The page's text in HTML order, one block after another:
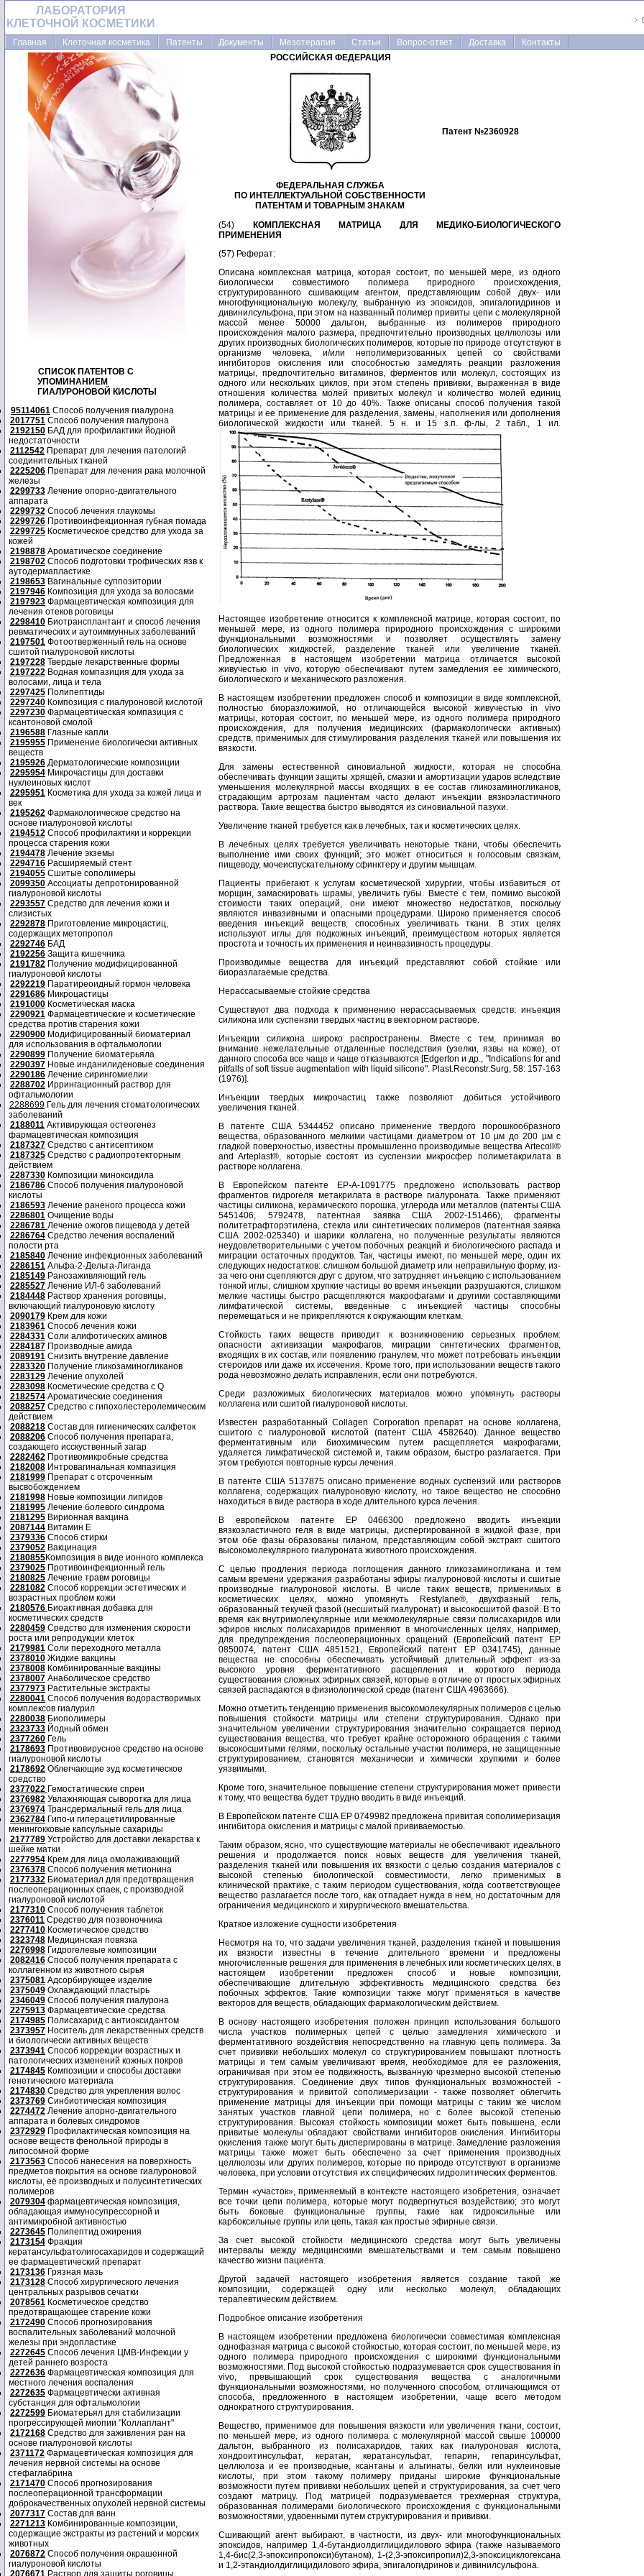
ЛАБОРАТОРИЯ
КЛЕТОЧНОЙ КОСМЕТИКИ
Главная Клеточная косметика Патенты Документы Мезотерапия Статьи Вопрос-ответ Доставка Контакты
СПИСОК ПАТЕНТОВ С
УПОМИНАНИЕМ
ГИАЛУРОНОВОЙ КИСЛОТЫ
95114061 Способ получения гиалурона
2017751 Способ получения гиалурона
2192150 БАД для профилактики йодной
недостаточности
2112542 Препарат для лечения патологий
соединительных тканей
2225206 Препарат для лечения рака молочной
железы
2299733 Лечение опорно-двигательного
аппарата
2299732 Способ лечения глаукомы
2299726 Противоинфекционная губная помада
2299725 Косметическое средство для ухода за
кожей
2198878 Ароматическое соединение
2198702 Способ подготовки трофических язв к
аутодермапластике
2198653 Вагинальные суппозитории
2197946 Композиция для ухода за волосами
2197923 Фармацевтическая композиция для
лечения отеков роговицы
2298410 Биотрансплантант и способ лечения
ревматических и аутоиммунных заболеваний
2197501 Фотоотверженный гель на основе
сшитой гиалуроновой кислоты
2197228 Твердые лекарственные формы
2197222 Водная компазиция для ухода за
волосами, лица и тела
2297425 Полипептиды
2297240 Композиция с гиалуроновой кислотой
2297230 Фармацевтическая компазиция с
ксантоновой смолой
2196588 Глазные капли
2195955 Применение биологически активных
веществ
2195926 Дерматологические композиции
2295954 Микрочастицы для доставки
нуклеиновых кислот
2295951 Косметика для ухода за кожей лица и
век
2195262 Фармакологическое средство на
основе гиалуроновой кислоты
2194512 Способ профилактики и коррекции
процесса старения кожи
2194478 Лечение экземы
2294716 Расширяемый стент
2194055 Сшитые сополимеры
2099350 Ассоциаты депротонированной
гиалуроновой кислоты
2293557 Средство для лечения кожи и
слизистых
2292878 Приготовление микроцастиц,
содержащих метопропол
2292746 БАД
2192256 Защита кишечника
2191782 Получение модифицированной
гиалуроновой кислоты
2292219 Паратиреоидный гормон человека
2291686 Микроцастицы
2191000 Косметическая маска
2290921 Фармацевтические и косметические
средства против старения кожи
2290900 Модифицированный биоматериал
для использования в офтальмологии
2290899 Получение биоматерьяла
2290397 Новые инданилиденовые соединения
2290186 Лечение сирингомиелии
2288702 Иррингационный раствор для
офтальмологии
2288699 Гель для лечения стоматологических
заболеваний
2188011 Активирующая остеогенез
фармацевтическая композиция
2187327 Средство с антисептиком
2187325 Средство с радиопротекторным
действием
2287330 Композиции миноксидила
2186786 Способ получения гиалуроновой
кислоты
2186593 Лечение раненого процесса кожи
2286801 Очищение воды
2286781 Лечение ожогов пищевода у детей
2286764 Средство лечения воспалений
полости рта
2185840 Лечение инфекционных заболеваний
2286151 Альфа-2-Дельта-Лиганда
2185149 Ранозаживляющий гель
2285527 Лечение ИЛ-6 заболеваний
2184448 Раствор хранения роговицы,
включающий гиалуроновую кислоту
2090179 Крем для кожи
2183961 Способ лечения кожи
2284331 Соли алифотических аминов
2284187 Производные амида
2089191 Снизить внутрение давление
2283320 Получение гликозаминогликанов
2283129 Лечение опухолей
2283098 Косметические средства с Q
2182574 Ароматические соединения
2088257 Средство с гипохолестеролемическим
действием
2088218 Состав для гигиенических салфеток
2088206 Способ получения препарата,
создающего исскуственный загар
2282462 Противомикробные средства
2182008 Интровагинальная компазиция
2181999 Препарат с отсроченным
высвобождением
2181998 Новые композиции липидов
2181995 Лечение болевого синдрома
2181295 Вирионная вакцина
2087144 Витамин Е
2379336 Способ стирки
2379052 Вакцинация
2180855Композиция в виде ионного комплекса
2379025 Противоинфекционный гель
2180825 Лечение травм роговицы
2281082 Способ коррекции эстетических и
возрастных проблем кожи
2180576 Биоактивная добавка для
косметических средств
2280459 Средство для изменения скорости
роста или репродукции клеток
2179981 Соли переходного металла
2378010 Жидкие вакцины
2378008 Комбинированные вакцины
2378007 Анаболическое средство
2377973 Растительные экстракты
2280041 Способ получения водорастворимых
комплексов гиалурил
2280038 Биополимеры
2323733 Йодный обмен
2377260 Гель
2178693 Противовирусное средство на основе
гиалуроновой кислоты
2178692 Облегчающие зуд косметическое
средство
2377022 Гемостатические спреи
2376982 Увлажняющая сыворотка для лица
2376974 Трансдермальный гель для лица
2362784 Гипо-и гиперацетилированные
менингокковые капсульные сахариды
2177789 Устройство для доставки лекарства к
шейке матки
2277954 Крем для лица омолаживающий
2376378 Способ получения метионина
2177332 Биоматериал для предотвращения
послеоперационных спаек, с производной
гиалуроновой кислотой
2177310 Способ получения таблеток
2376011 Средство для позвоночника
2277410 Косметическое средство
2323748 Медицинская повязка
2276998 Гидрогелевые композиции
2082416 Способ получения препарата с
коллагенном из животного сырья
2375081 Адсорбирующее изделие
2375049 Охлаждающий пластырь
2346049 Способ получения гиалурона
2275913 Фармацевтические средства
2174985 Полисахарид с антиоксидантом
2373957 Носитель для лекарственных средств
и биологически активных веществ
2373941 Способ коррекции возрастных и
патологических изменений кожных покров
2174845 Композиции и способы доставки
генетического материала
2174830 Средство для укрепления волос
2373769 Синбиотическая композиция
2274472 Лечение апорно-двигательного
аппарата и болевых синдромов
2372929 Профилактическая композиция на
основе веществ фенольной природы в
липосомной форме
2173563 Способ нанесения на поверхность
предметов покрытия на основе гиалуроновой
кислоты, её производных и полусинтетических
полимеров
2079304 фармацевтическая композиция,
обладающая иммуносупрессорной и
антимикробной активностью
2273645 Полипептид ожирения
2173154 Фракция
кератансульфатолигосахаридов и содержащий
ее фармацевтический препарат
2173136 Грязная мазь
2173128 Способ хирургического лечения
центральных разрывов сечатки
2078561 Косметическое средство
предотвращающее старение кожи
2172490 Способ прогнозирования
воспалительных заболеваний молочной
железы при эндопластике
2272645 Способ лечения ЦМВ-Инфекции у
детей раннего возроста
2272636 Фармацевтическая композиция для
местного лечения воспаления
2272635 Фармацевтически активная
субстанция для офтальмологии
2272599 Биоматерьял для стабилизации
прогрессирующей миопии "Коллаплант"
2172168 Средство для заживления ран на
основе гиалуроновой кислоты
2371172 Фармацевтическая композиция для
лечения нервной системы на основе
стефаглабрина
2171470 Способ прогнозирования
послеоперационной трансформации
доброкачественных опухолей нервной системы
2077317 Состав для ванн
2271213 Комбинированные композиции,
содержащие экстракты из растений и морских
животных
2076872 Способ получения окрашенной
гиалуроновой кислоты
2076671 Раствор для защиты роговицы
РОССИЙСКАЯ ФЕДЕРАЦИЯ
ФЕДЕРАЛЬНАЯ СЛУЖБА
ПО ИНТЕЛЛЕКТУАЛЬНОЙ СОБСТВЕННОСТИ
ПАТЕНТАМ И ТОВАРНЫМ ЗНАКАМ
Патент №2360928
(54)
КОМПЛЕКСНАЯ МАТРИЦА ДЛЯ МЕДИКО-БИОЛОГИЧЕСКОГО
ПРИМЕНЕНИЯ
(57) Реферат:
Описана комплексная матрица, которая состоит, по меньшей мере, из одного
биологически совместимого полимера природного происхождения,
структурированного сшивающим агентом, представляющим собой двух- или
многофункциональную молекулу, выбранную из эпоксидов, эпигалогидринов и
дивинилсульфона, при этом на названный полимер привиты цепи с молекулярной
массой менее 50000 дальтон, выбранные из полимеров природного
происхождения малого размера, предпочтительно производных целлюлозы или
других производных биологических полимеров, которые по природе отсутствуют в
организме человека, и/или неполимеризованных цепей со свойствами
ингибиторов окисления или способностью замедлять реакции разложения
матрицы, предпочтительно витаминов, ферментов или молекул, состоящих из
одного или нескольких циклов, при этом степень прививки, выраженная в виде
отношения количества молей привитых молекул и количество молей единиц
полимера, составляет от 10 до 40%. Также описаны способ получения такой
матрицы и ее применение для разделения, замены, наполнения или дополнения
биологической жидкости или тканей. 5 н. и 15 з.п. ф-лы, 2 табл., 1 ил.
Настоящее изобретение относится к комплексной матрице, которая состоит, по
меньшей мере, из одного полимера природного происхождения с широкими
функциональными возможностями и позволяет осуществлять замену
биологических жидкостей, разделение тканей или увеличение тканей.
Предложенная в настоящем изобретении матрица отличается высокой
живучестью in vivo, которую обеспечивают путем замедления ее химического,
биологического и механического разложения.
В настоящем изобретении предложен способ и композиции в виде комплексной,
полностью биоразложимой, но отличающейся высокой живучестью in vivo
матрицы, которая состоит, по меньшей мере, из одного полимера природного
происхождения, для получения медицинских (фармакологически активных)
средств, применимых для стимулирования разделения тканей или повышения их
вязкости.
Для замены естественной синовиальной жидкости, которая не способна
обеспечивать функции защиты хрящей, смазки и амортизации ударов вследствие
уменьшения молекулярной массы входящих в ее состав гликозаминогликанов,
страдающим артрозам пациентам часто делают инъекции вязкоэластичного
раствора. Такие вещества быстро выводятся из синовиальной пазухи.
Увеличение тканей требуется как в лечебных, так и косметических целях.
В лечебных целях требуется увеличивать некоторые ткани, чтобы обеспечить
выполнение ими своих функций; это может относиться к голосовым связкам,
пищеводу, мочеиспускательному сфинктеру и другим мышцам.
Пациенты прибегают к услугам косметической хирургии, чтобы избавиться от
морщин, замаскировать шрамы, увеличить губы. Вместе с тем, помимо высокой
стоимости таких операций, они имеют множество недостатков, поскольку
являются инвазивными и опасными процедурами. Широко применяется способ
введения инъекций веществ, способных увеличивать ткани. В этих целях
используют иглы для подкожных инъекций, преимуществом которых является
простота и точность их применения и неинвазивность процедуры.
Производимые вещества для инъекций представляют собой стойкие или
биоразлагаемые средства.
Нерассасываемые стойкие средства
Существуют два подхода к применению нерассасываемых средств: инъекция
силикона или суспензии твердых частиц в векторном растворе.
Инъекции силикона широко распространены. Вместе с тем, принимая во
внимание нежелательные отдаленные последствия (узелки, язвы на коже), от
данного способа все чаще и чаще отказываются [Edgerton и др., "Indications for and
pitfalls of soft tissue augmentation with liquid silicone". Plast.Reconstr.Surg, 58: 157-163
(1976)].
Инъекции твердых микрочастиц также позволяют добиться устойчивого
увеличения тканей.
В патенте США 5344452 описано применение твердого порошкообразного
вещества, образованного мелкими частицами диаметром от 10 µм до 200 µм с
гладкой поверхностью, известны промышленно производимые вещества Artecoll®
and Arteplast®, которые состоят из суспензии микросфер полиметакрилата в
растворе коллагена.
В Европейском патенте ЕР-А-1091775 предложено использовать раствор
фрагментов гидрогеля метакрилата в растворе гиалуроната. Также применяют
частицы силикона, керамического порошка, углерода или металлов (патенты США
5451406, 5792478, патентная заявка США 2002-151466), фрагменты
политетрафторэтилена, стекла или синтетических полимеров (патентная заявка
США 2002-025340) и шарики коллагена, но полученные результаты являются
неудовлетворительными с учетом побочных реакций и биологического распада и
миграции остаточных продуктов. Так, частицы имеют, по меньшей мере, один их
следующих недостатков: слишком большой диаметр или неправильную форму, из-
за чего они сцепляются друг с другом, что затрудняет инъекцию с использованием
тонкой иглы, слишком хрупкие частицы во время инъекции разрушаются, слишком
мелкие частицы быстро расщепляются макрофагами и другими составляющими
лимфатической системы, введенные с инъекцией частицы способны
перемещаться и не прикрепляются к окружающим клеткам.
Стойкость таких веществ приводит к возникновению серьезных проблем:
опасности активизации макрофагов, миграции синтетических фрагментов,
входящих в их состав, или появлению гранулем, что может потребовать инъекции
стероидов или даже их иссечения. Кроме того, при использовании веществ такого
рода невозможно делать исправления, если они потребуются.
Среди разложимых биологических материалов можно упомянуть растворы
коллагена или сшитой гиалуроновой кислоты.
Известен разработанный Collagen Corporation препарат на основе коллагена,
сшитого с гиалуроновой кислотой (патент США 4582640). Данное вещество
ферментативным или биохимическим путем расщепляется макрофагами,
удаляется лимфатической системой и, таким образом, быстро разлагается. При
этом требуются повторные курсы лечения.
В патенте США 5137875 описано применение водных суспензий или растворов
коллагена, содержащих гиалуроновую кислоту, но такое вещество не способно
находиться в виде раствора в ходе длительного курса лечения.
В европейском патенте ЕР 0466300 предложено вводить инъекции
вязкоэластичного геля в виде матрицы, диспергированной в жидкой фазе, при
этом обе фазы образованы гиланом, представляющим собой экстракт сшитого
высокомолекулярного гиалуроната животного происхождения.
С целью продления периода поглощения данного гликозаминогликана и тем
самым времени удержания разработаны эфиры гиалуроновой кислоты и сшитые
производные гиалуроновой кислоты. В числе таких веществ, применимых в
косметических целях, можно упомянуть Restylane®, двухфазный гель,
образованный текучей фазой (несшитый гиалуронат) и высокосшитой фазой. В то
время как внутримолекулярные или межмолекулярные связи полисахаридов или
эфиров кислых полисахаридов применяют в многочисленных целях, например,
для предупреждения послеоперационных сращений (Европейский патент ЕР
0850074, патент США 4851521, Европейский патент ЕР 0341745), данные
вещества не способны обеспечивать устойчивый длительный эффект из-за
высокого уровня ферментативного расщепления и короткого периода
существования сложных эфирных связей, которые в отличие от простых эфирных
связей распадаются в физиологической среде (патент США 4963666).
Можно отметить тенденцию применения высокомолекулярных полимеров с целью
повышения стойкости матрицы или степени структурирования. Однако при
значительном увеличении структурирования значительно сокращается период
существования вещества, что требует крайне осторожного обращения с такими
высокосшитыми гелями, поскольку остальные участки полимера, не защищенные
структурированием, становятся механически и химически хрупкими и более
уязвимыми.
Кроме того, значительное повышение степени структурирования может привести
к тому, что вещества будет трудно вводить в виде инъекций.
В Европейском патенте США ЕР 0749982 предложена привитая сополимеризация
ингибитора окисления и матрицы с малой прививаемостью.
Таким образом, ясно, что существующие материалы не обеспечивают идеального
решения и продолжается поиск новых веществ для увеличения тканей,
разделения тканей или повышения их вязкости с целью создания материалов с
высокой степенью биологической совместимости, легко применимых в
клинической практике, с таким периодом существования, когда соответствующее
вещество разлагается после того, как отпадает нужда в нем, но достаточным для
ограничения медицинского и хирургического вмешательства.
Краткое изложение сущности изобретения
Несмотря на то, что задачи увеличения тканей, разделения тканей и повышения
их вязкости известны в течение длительного времени и предложены
многочисленные решения для применения в лечебных или косметических целях, в
настоящем изобретении предложен способ и новые композиции,
обеспечивающие длительную эффективность медицинского средства без
побочных эффектов. Такие композиции также могут применяться в качестве
векторов для веществ, обладающих фармакологическим действием.
В основу настоящего изобретения положен принцип использования большого
числа участков полимерных цепей с целью замедления химического и
ферментативного воздействия непосредственно на главную цепь полимера. За
счет прививки небольших молекул со структурированием повышают плотность
матрицы и тем самым увеличивают время, необходимое для ее разложения,
ограничивая при этом ее подвижность, вызванную чрезмерно высокой степенью
структурирования. Соединение двух типов функциональных возможностей -
структурирования и привитой сополимеризации - также позволяет облегчить
применение матрицы для инъекции при помощи матрицы с таким же числом
занятых участков главной цепи полимера, но с более высокой степенью
структурирования. Высокая стойкость композиции может быть повышена, если
привитые молекулы обладают свойствами ингибиторов окисления. Ингибиторы
окисления также могут быть диспергированы в матрице. Замедление разложения
матрицы также может быть обеспечено за счет применения производных
целлюлозы или других полимеров, которые по природе отсутствуют в организме
человека, при условии отсутствия их специфических гидролитических ферментов.
Термин «участок», применяемый в контексте настоящего изобретения, означает
все точки цепи полимера, которые могут подвергнуться воздействию; это могут
быть боковые функциональные группы, такие как гидроксильные или
карбоксильные группы или цепь, такая как простые эфирные связи.
За счет высокой стойкости медицинского средства могут быть увеличены
интервалы между медицинскими вмешательствами и тем самым повышено
качество жизни пациента.
Другой задачей настоящего изобретения является создание такой же
композиции, содержащей одну или несколько молекул, обладающих
терапевтическим действием.
Подробное описание изобретения
В настоящем изобретении предложена биологически совместимая комплексная
однофазная матрица с высокой стойкостью, которая состоит, по меньшей мере, из
одного полимера природного происхождения с широкими функциональными
возможностями. Под высокой стойкостью подразумевается срок существования in
vivo, превышающий срок существования вещества с аналогичными
функциональными возможностями, но полученного способом, отличающимся от
способа, предложенного в настоящем изобретении, чаще всего методом
однократного структурирования.
Вещество, применимое для повышения вязкости или увеличения ткани, состоит,
по меньшей мере, из одного полимера с молекулярной массой свыше 100000
дальтон, выбранного из полисахаридов, таких как гиалуроновая кислота,
хондроитинсульфат, кератан, кератансульфат, гепарин, гепаринсульфат,
целлюлоза и ее производные, ксантаны и альгинаты, белки или нуклеиновые
кислоты, при этом такому полимеру приданы широкие функциональные
возможности путем прививки небольших цепей и структурирования, за счет чего
создают матрицу. Под матрицей подразумевается трехмерная структура,
образованная полимерами биологического происхождения с функциональными
возможностями, удвоенными путем структурирования и прививки.
Сшивающий агент выбирают, в частности, из двух- или многофункциональных
эпоксидов, например 1,4-бутандиолдиглицидилового эфира (также называемого
1,4-бис(2,3-эпоксипропокси)бутаном), 1-(2,3-эпоксипропил)2,3-эпоксициклогексана
и 1,2-этандиолдиглицидилового эфира, эпигалогидринов и дивинилсульфона.